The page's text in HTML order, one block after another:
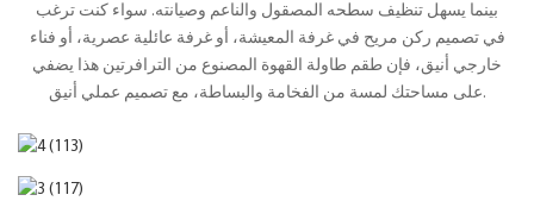
بينما يسهل تنظيف سطحه المصقول والناعم وصيانته. سواء كنت ترغب
في تصميم ركن مريح في غرفة المعيشة، أو غرفة عائلية عصرية، أو فناء
خارجي أنيق، فإن طقم طاولة القهوة المصنوع من الترافرتين هذا يضفي
على مساحتك لمسة من الفخامة والبساطة، مع تصميم عملي أنيق.